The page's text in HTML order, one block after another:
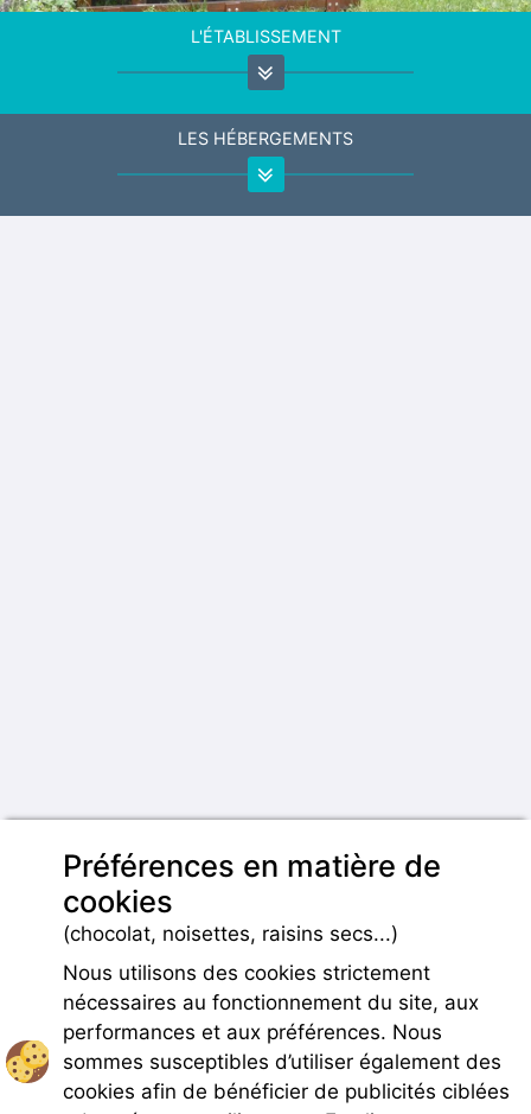
L'ÉTABLISSEMENT
LES HÉBERGEMENTS
Préférences en matière de
cookies
(chocolat, noisettes, raisins secs...)
Nous utilisons des cookies strictement
nécessaires au fonctionnement du site, aux
performances et aux préférences. Nous
sommes susceptibles d’utiliser également des
cookies afin de bénéficier de publicités ciblées